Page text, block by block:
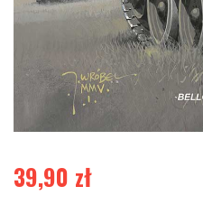
39,90 zł